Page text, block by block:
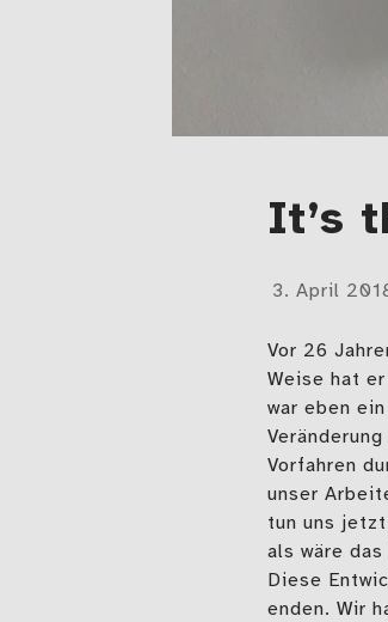
It’s
Gepostet
3. April
Vor 26
Weise hat
war eben
Vorfahren
unser
tun uns jetzt
als wäre
Diese
enden. Wir